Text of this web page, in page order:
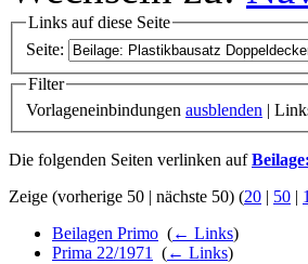
Links auf diese Seite
Seite:
Filter
Vorlageneinbindungen ausblenden |
Die folgenden Seiten verlinken auf
Zeige (vorherige 50 | nächste 50) (20 | 50 |
Beilagen Primo (← Links)
Prima 22/1971
(← Links)